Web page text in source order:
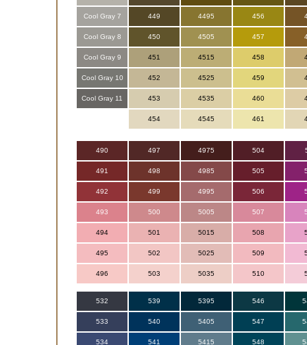
Cool Gray 7 449 4495 456
Cool Gray 8 450 4505 457
Cool Gray 9 451 4515 458
Cool Gray 10 452 4525 459
Cool Gray 11 453 4535 460
454 4545 461
490 497 4975 504
491 498 4985 505
492 499 4995 506
493 500 5005 507
494 501 5015 508
495 502 5025 509
496 503 5035 510
532 539 5395 546
533 540 5405 547
534 541 5415 548